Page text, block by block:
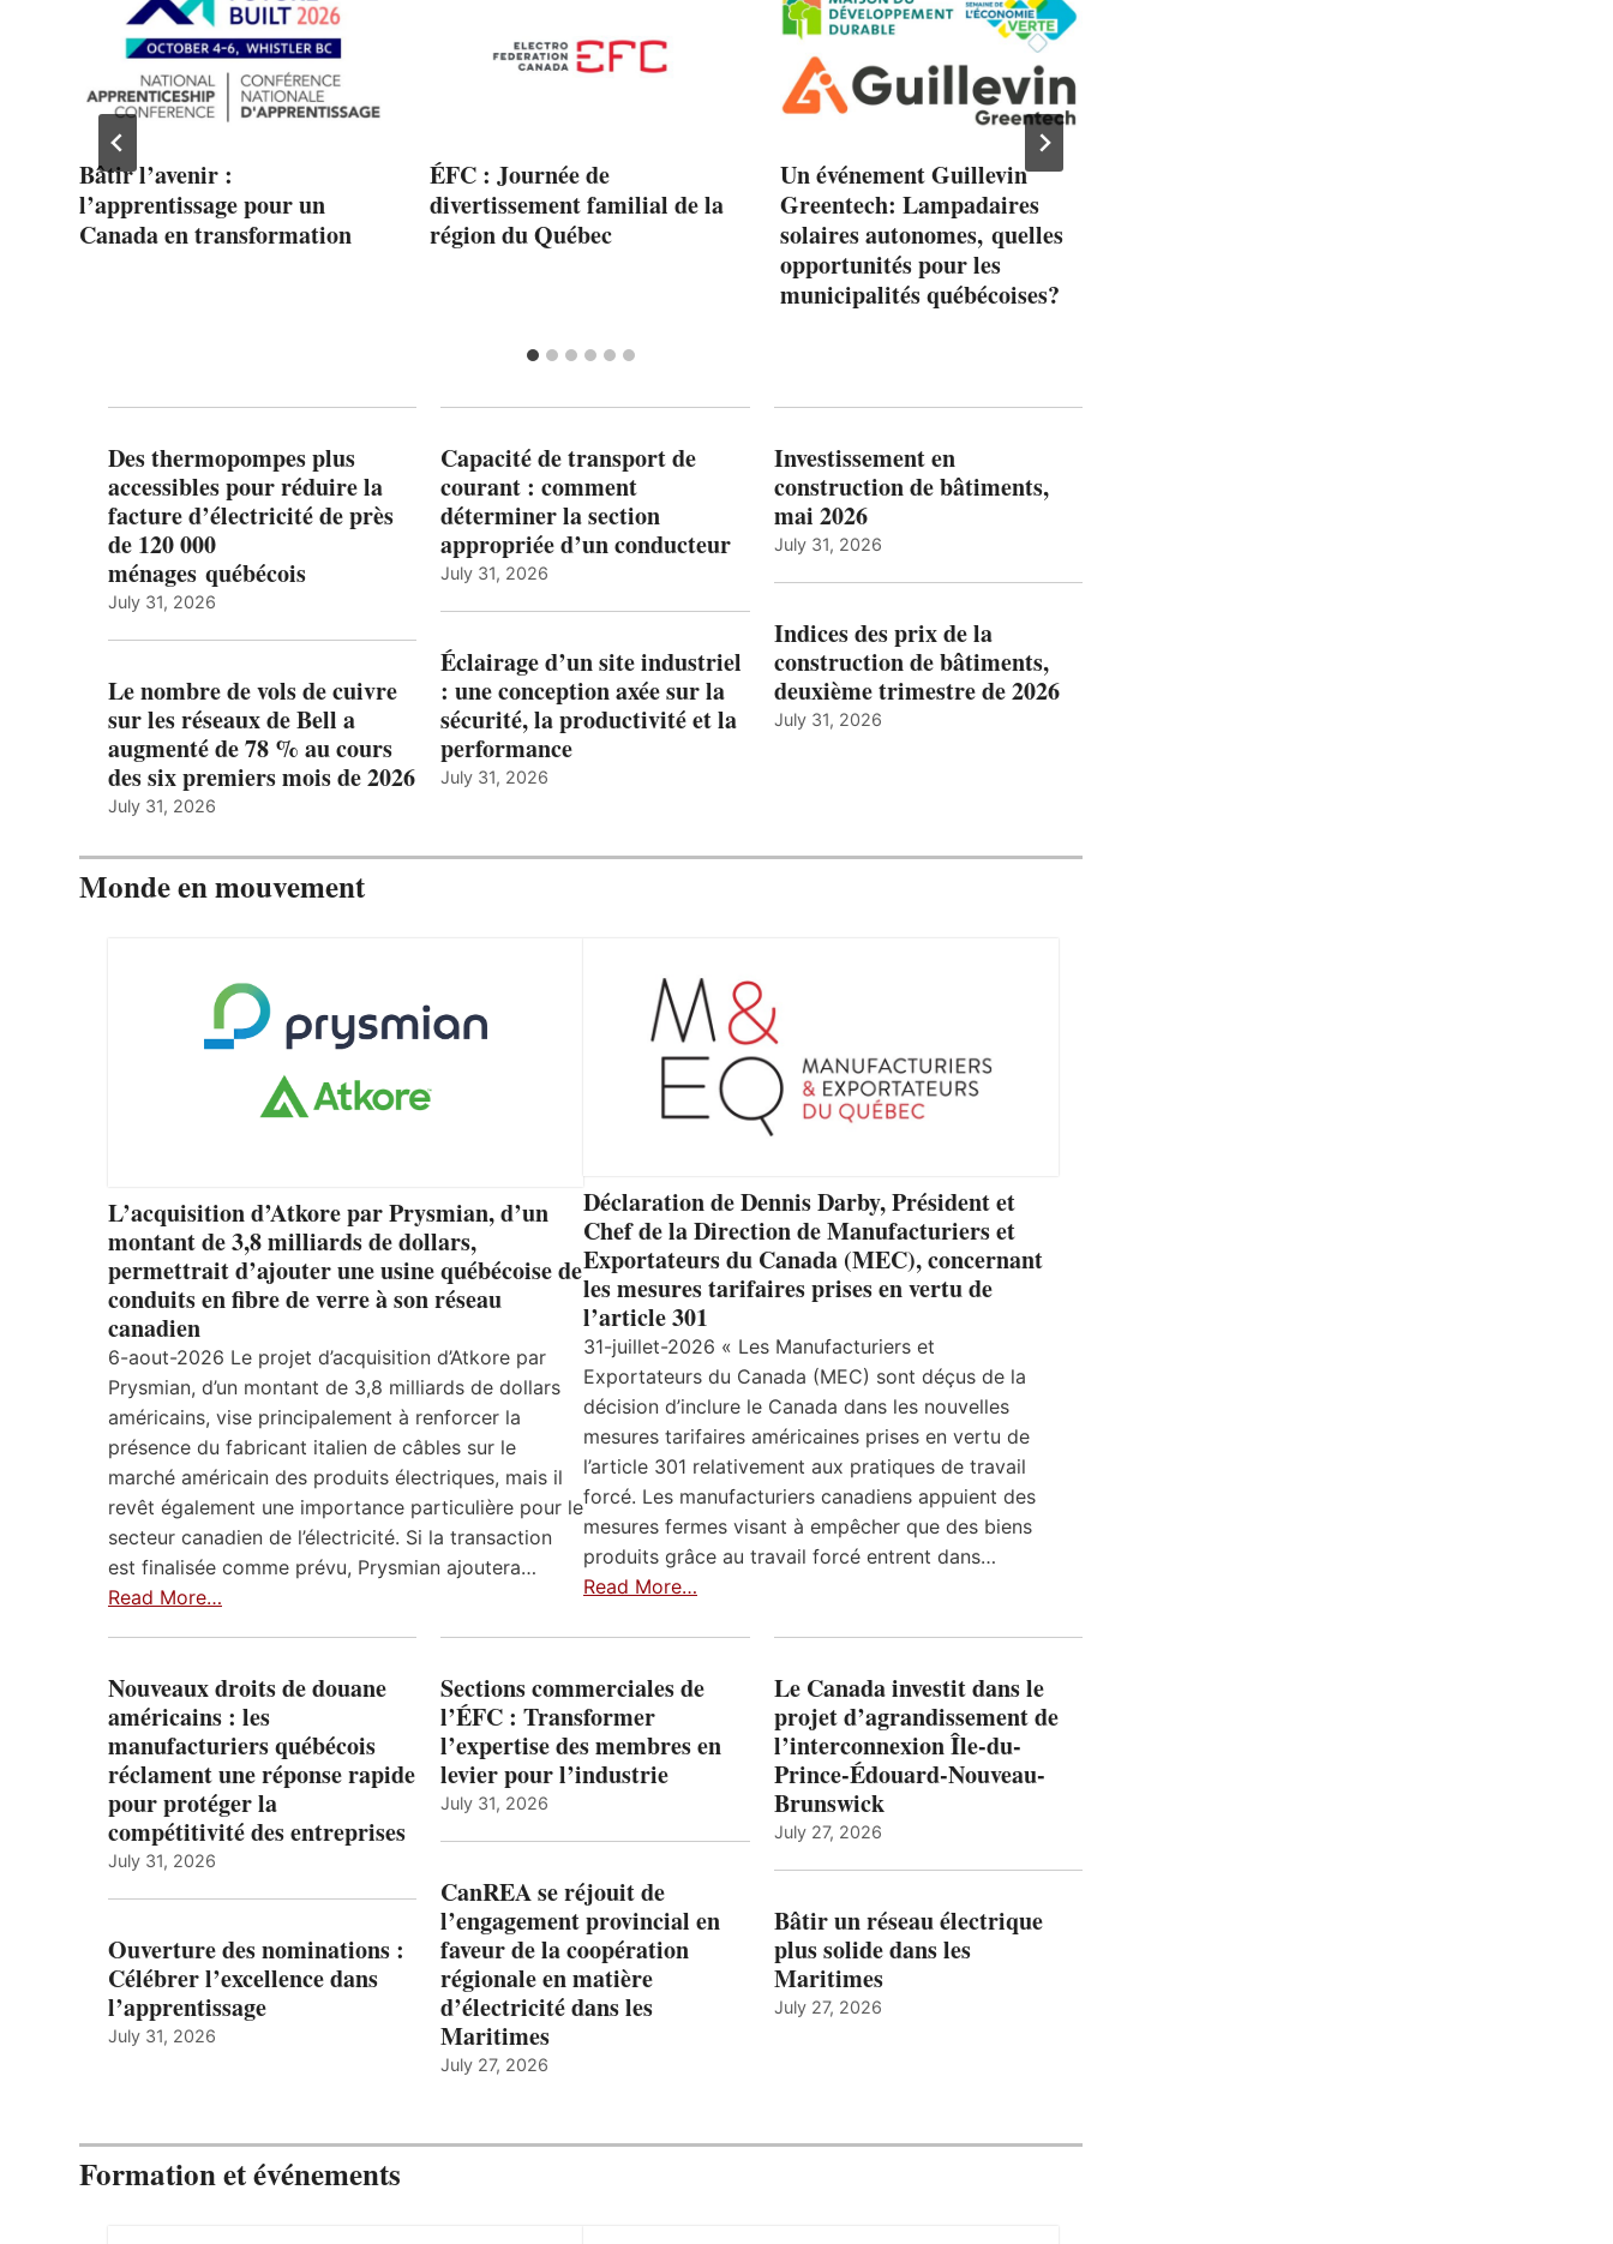
Bâtir l’avenir :
l’apprentissage pour un
Canada en transformation
ÉFC : Journée de
divertissement familial de la
région du Québec
Un événement Guillevin
Greentech: Lampadaires
solaires autonomes, quelles
opportunités pour les
municipalités québécoises?
Des thermopompes plus
accessibles pour réduire la
facture d’électricité de près
de 120 000
ménages québécois
July 31, 2026
Le nombre de vols de cuivre
sur les réseaux de Bell a
augmenté de 78 % au cours
des six premiers mois de 2026
July 31, 2026
Capacité de transport de
courant : comment
déterminer la section
appropriée d’un conducteur
July 31, 2026
Éclairage d’un site industriel
: une conception axée sur la
sécurité, la productivité et la
performance
July 31, 2026
Investissement en
construction de bâtiments,
mai 2026
July 31, 2026
Indices des prix de la
construction de bâtiments,
deuxième trimestre de 2026
July 31, 2026
Monde en mouvement
L’acquisition d’Atkore par Prysmian, d’un
montant de 3,8 milliards de dollars,
permettrait d’ajouter une usine québécoise de
conduits en fibre de verre à son réseau
canadien
6-aout-2026 Le projet d’acquisition d’Atkore par
Prysmian, d’un montant de 3,8 milliards de dollars
américains, vise principalement à renforcer la
présence du fabricant italien de câbles sur le
marché américain des produits électriques, mais il
revêt également une importance particulière pour le
secteur canadien de l’électricité. Si la transaction
est finalisée comme prévu, Prysmian ajoutera…
Read More…
Déclaration de Dennis Darby, Président et
Chef de la Direction de Manufacturiers et
Exportateurs du Canada (MEC), concernant
les mesures tarifaires prises en vertu de
l’article 301
31-juillet-2026 « Les Manufacturiers et
Exportateurs du Canada (MEC) sont déçus de la
décision d’inclure le Canada dans les nouvelles
mesures tarifaires américaines prises en vertu de
l’article 301 relativement aux pratiques de travail
forcé. Les manufacturiers canadiens appuient des
mesures fermes visant à empêcher que des biens
produits grâce au travail forcé entrent dans…
Read More…
Nouveaux droits de douane
américains : les
manufacturiers québécois
réclament une réponse rapide
pour protéger la
compétitivité des entreprises
July 31, 2026
Ouverture des nominations :
Célébrer l’excellence dans
l’apprentissage
July 31, 2026
Sections commerciales de
l’ÉFC : Transformer
l’expertise des membres en
levier pour l’industrie
July 31, 2026
CanREA se réjouit de
l’engagement provincial en
faveur de la coopération
régionale en matière
d’électricité dans les
Maritimes
July 27, 2026
Le Canada investit dans le
projet d’agrandissement de
l’interconnexion Île-du-
Prince-Édouard-Nouveau-
Brunswick
July 27, 2026
Bâtir un réseau électrique
plus solide dans les
Maritimes
July 27, 2026
Formation et événements